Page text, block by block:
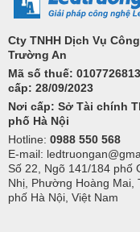
Cty TNHH Dịch Vụ
Trường An
Mã số thuế:
cấp: 28/09/2023
Nơi cấp: Sở Tài chính
phố Hà Nội
Hotline: 0988 550 568
E-mail:
Số 22, Ngõ 141/184 phố
Nhị, Phường Hoàng Mai,
phố Hà Nội, Việt Nam